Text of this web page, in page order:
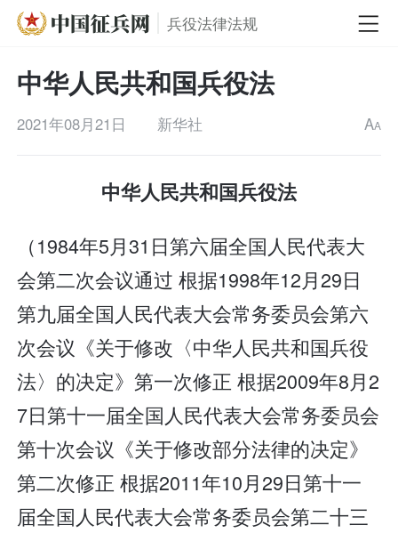
兵役法律法规
中华人民共和国兵役法
2021年08月21日 新华社 AA
中华人民共和国兵役法
（1984年5月31日第六届全国人民代表大
会第二次会议通过 根据1998年12月29日
第九届全国人民代表大会常务委员会第六
次会议《关于修改〈中华人民共和国兵役
法〉的决定》第一次修正 根据2009年8月2
7日第十一届全国人民代表大会常务委员会
第十次会议《关于修改部分法律的决定》
第二次修正 根据2011年10月29日第十一
届全国人民代表大会常务委员会第二十三